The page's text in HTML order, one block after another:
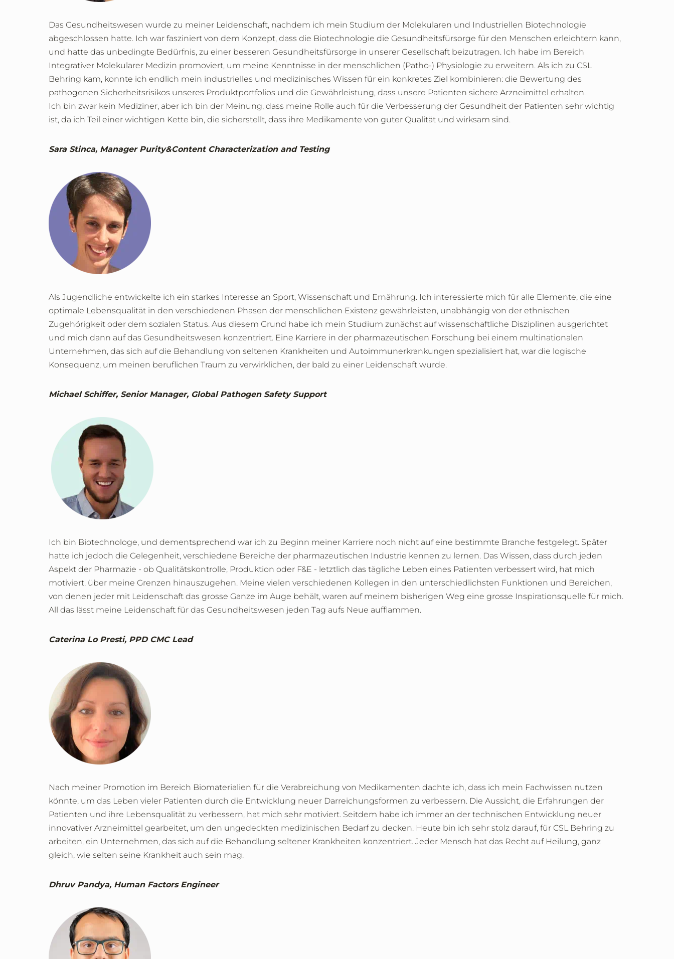
Das Gesundheitswesen wurde zu meiner Leidenschaft, nachdem ich mein Studium der Molekularen und Industriellen Biotechnologie
abgeschlossen hatte. Ich war fasziniert von dem Konzept, dass die Biotechnologie die Gesundheitsfürsorge für den Menschen erleichtern kann,
und hatte das unbedingte Bedürfnis, zu einer besseren Gesundheitsfürsorge in unserer Gesellschaft beizutragen. Ich habe im Bereich
Integrativer Molekularer Medizin promoviert, um meine Kenntnisse in der menschlichen (Patho-) Physiologie zu erweitern. Als ich zu CSL
Behring kam, konnte ich endlich mein industrielles und medizinisches Wissen für ein konkretes Ziel kombinieren: die Bewertung des
pathogenen Sicherheitsrisikos unseres Produktportfolios und die Gewährleistung, dass unsere Patienten sichere Arzneimittel erhalten.
Ich bin zwar kein Mediziner, aber ich bin der Meinung, dass meine Rolle auch für die Verbesserung der Gesundheit der Patienten sehr wichtig
ist, da ich Teil einer wichtigen Kette bin, die sicherstellt, dass ihre Medikamente von guter Qualität und wirksam sind.
Sara Stinca, Manager Purity&Content Characterization and Testing
Als Jugendliche entwickelte ich ein starkes Interesse an Sport, Wissenschaft und Ernährung. Ich interessierte mich für alle Elemente, die eine
optimale Lebensqualität in den verschiedenen Phasen der menschlichen Existenz gewährleisten, unabhängig von der ethnischen
Zugehörigkeit oder dem sozialen Status. Aus diesem Grund habe ich mein Studium zunächst auf wissenschaftliche Disziplinen ausgerichtet
und mich dann auf das Gesundheitswesen konzentriert. Eine Karriere in der pharmazeutischen Forschung bei einem multinationalen
Unternehmen, das sich auf die Behandlung von seltenen Krankheiten und Autoimmunerkrankungen spezialisiert hat, war die logische
Konsequenz, um meinen beruflichen Traum zu verwirklichen, der bald zu einer Leidenschaft wurde.
Michael Schiffer, Senior Manager, Global Pathogen Safety Support
Ich bin Biotechnologe, und dementsprechend war ich zu Beginn meiner Karriere noch nicht auf eine bestimmte Branche festgelegt. Später
hatte ich jedoch die Gelegenheit, verschiedene Bereiche der pharmazeutischen Industrie kennen zu lernen. Das Wissen, dass durch jeden
Aspekt der Pharmazie - ob Qualitätskontrolle, Produktion oder F&E - letztlich das tägliche Leben eines Patienten verbessert wird, hat mich
motiviert, über meine Grenzen hinauszugehen. Meine vielen verschiedenen Kollegen in den unterschiedlichsten Funktionen und Bereichen,
von denen jeder mit Leidenschaft das grosse Ganze im Auge behält, waren auf meinem bisherigen Weg eine grosse Inspirationsquelle für mich.
All das lässt meine Leidenschaft für das Gesundheitswesen jeden Tag aufs Neue aufflammen.
Caterina Lo Presti, PPD CMC Lead
Nach meiner Promotion im Bereich Biomaterialien für die Verabreichung von Medikamenten dachte ich, dass ich mein Fachwissen nutzen
könnte, um das Leben vieler Patienten durch die Entwicklung neuer Darreichungsformen zu verbessern. Die Aussicht, die Erfahrungen der
Patienten und ihre Lebensqualität zu verbessern, hat mich sehr motiviert. Seitdem habe ich immer an der technischen Entwicklung neuer
innovativer Arzneimittel gearbeitet, um den ungedeckten medizinischen Bedarf zu decken. Heute bin ich sehr stolz darauf, für CSL Behring zu
arbeiten, ein Unternehmen, das sich auf die Behandlung seltener Krankheiten konzentriert. Jeder Mensch hat das Recht auf Heilung, ganz
gleich, wie selten seine Krankheit auch sein mag.
Dhruv Pandya, Human Factors Engineer